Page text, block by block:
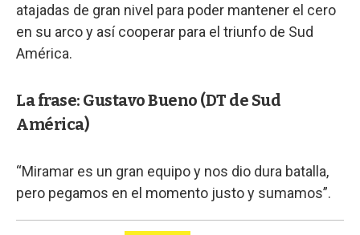
atajadas de gran nivel para poder mantener el cero
en su arco y así cooperar para el triunfo de Sud
América.
La frase: Gustavo Bueno (DT de Sud
América)
“Miramar es un gran equipo y nos dio dura batalla,
pero pegamos en el momento justo y sumamos”.